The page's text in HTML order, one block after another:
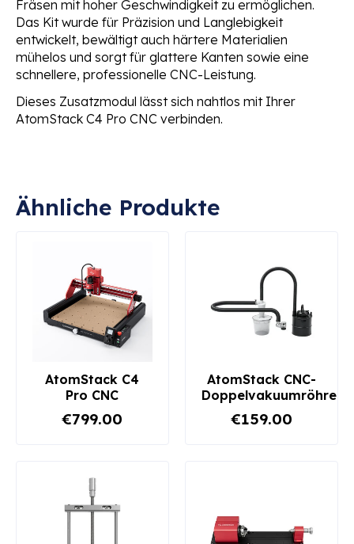
Fräsen mit hoher Geschwindigkeit zu ermöglichen.
Das Kit wurde für Präzision und Langlebigkeit
entwickelt, bewältigt auch härtere Materialien
mühelos und sorgt für glattere Kanten sowie eine
schnellere, professionelle CNC-Leistung.
Dieses Zusatzmodul lässt sich nahtlos mit Ihrer
AtomStack C4 Pro CNC verbinden.
Ähnliche Produkte
AtomStack C4
Pro CNC
€799.00
AtomStack CNC-
Doppelvakuumröhre
€159.00